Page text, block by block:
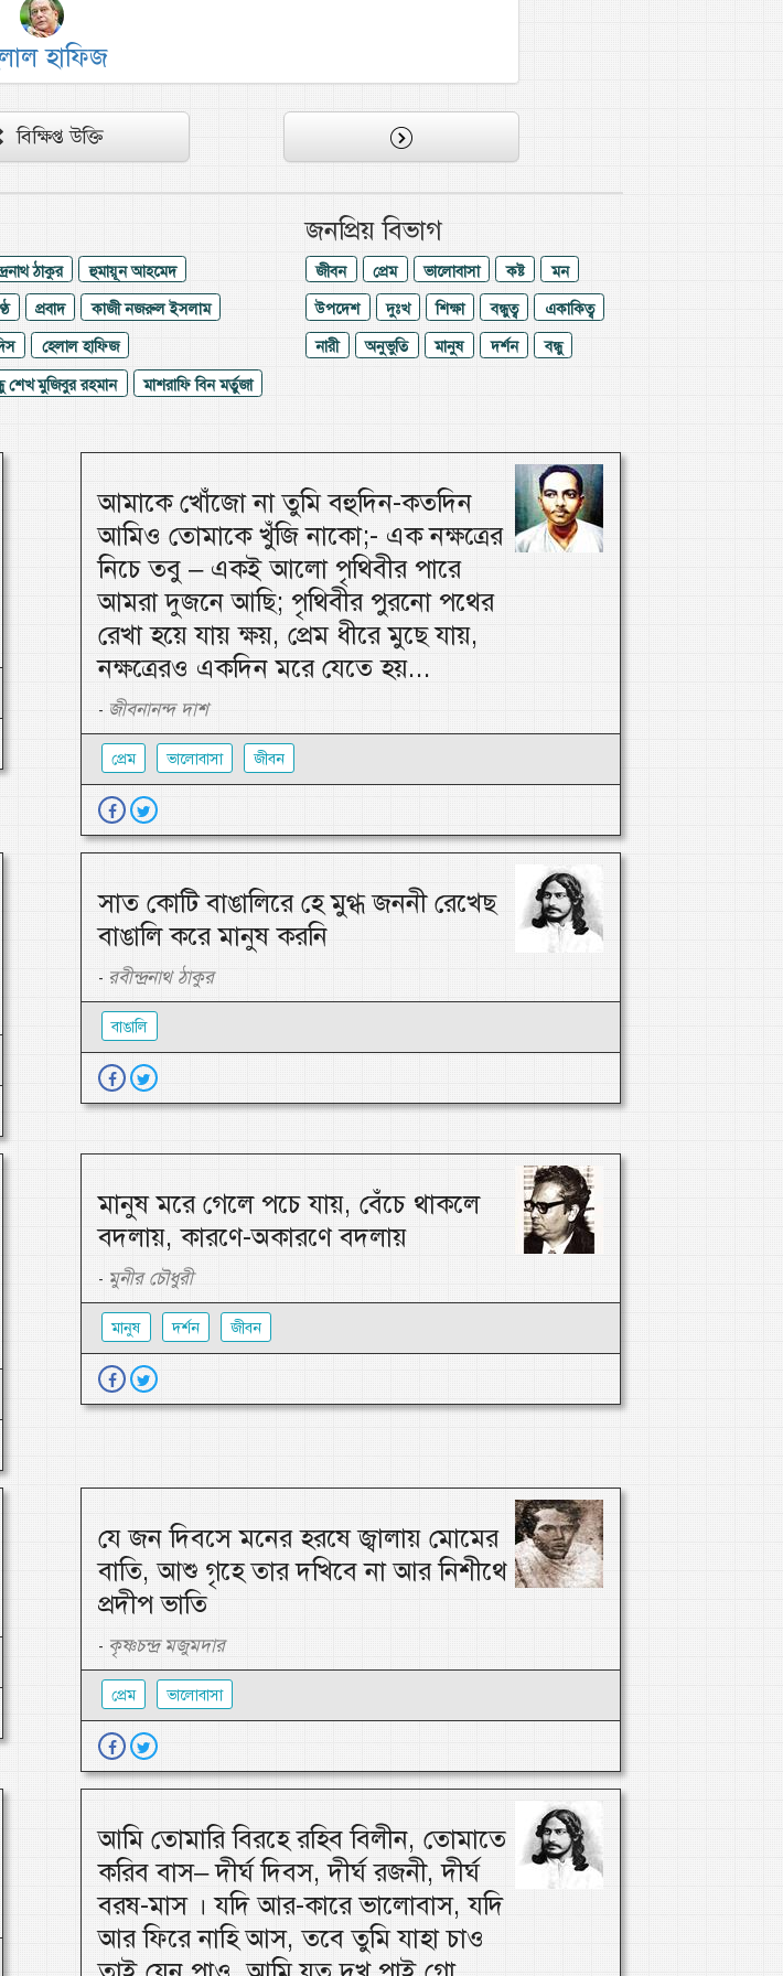
হাফিজ
বিক্ষিপ্ত উক্তি
ঠাকুর
হুমায়ূন আহমেদ
প্রবাদ
কাজী নজরুল ইসলাম
হেলাল হাফিজ
শেখ মুজিবুর রহমান মাশরাফি বিন মর্তুজা
জনপ্রিয় বিভাগ
জীবন প্রেম ভালোবাসা কষ্ট
মন
উপদেশ
দুঃখ শিক্ষা বন্ধুত্ব
একাকিত্ব
নারী
অনুভুতি মানুষ দর্শন বন্ধু
আমাকে খোঁজো না তুমি বহুদিন-কতদিন
আমিও তোমাকে খুঁজি নাকো;- এক নক্ষত্রের
নিচে তবু – একই আলো পৃথিবীর পারে
আমরা দুজনে আছি; পৃথিবীর পুরনো পথের
রেখা হয়ে যায় ক্ষয়, প্রেম ধীরে মুছে যায়,
নক্ষত্রেরও একদিন মরে যেতে হয়...
- জীবনানন্দ দাশ
প্রেম ভালোবাসা জীবন
সাত কোটি বাঙালিরে হে মুগ্ধ জননী রেখেছ
বাঙালি করে মানুষ করনি
- রবীন্দ্রনাথ ঠাকুর
বাঙালি
মানুষ মরে গেলে পচে যায়, বেঁচে থাকলে
বদলায়, কারণে-অকারণে বদলায়
- মুনীর চৌধুরী
মানুষ দর্শন জীবন
যে জন দিবসে মনের হরষে জ্বালায় মোমের
বাতি, আশু গৃহে তার দখিবে না আর নিশীথে
প্রদীপ ভাতি
- কৃষ্ণচন্দ্র মজুমদার
প্রেম ভালোবাসা
আমি তোমারি বিরহে রহিব বিলীন, তোমাতে
করিব বাস– দীর্ঘ দিবস, দীর্ঘ রজনী, দীর্ঘ
বরষ-মাস । যদি আর-কারে ভালোবাস, যদি
আর ফিরে নাহি আস, তবে তুমি যাহা চাও